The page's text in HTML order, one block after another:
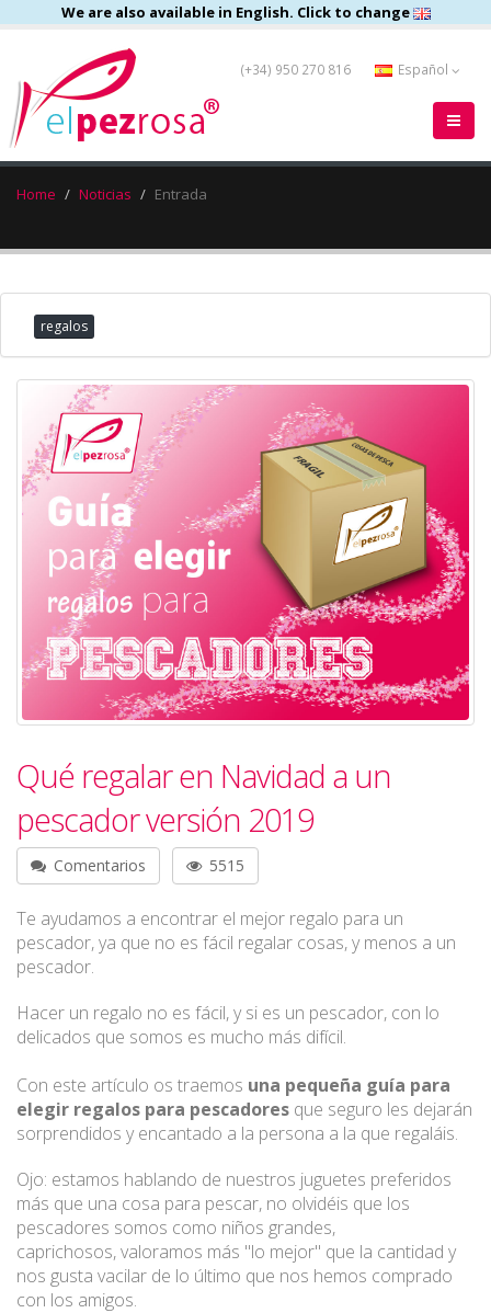
We are also available in English. Click to change
(+34) 950 270 816 Español
Home Noticias Entrada
regalos
Qué regalar en Navidad a un
pescador versión 2019
Comentarios 5515
Te ayudamos a encontrar el mejor regalo para un
pescador, ya que no es fácil regalar cosas, y menos a un
pescador.
Hacer un regalo no es fácil, y si es un pescador, con lo
delicados que somos es mucho más difícil.
Con este artículo os traemos una pequeña guía para
elegir regalos para pescadores que seguro les dejarán
sorprendidos y encantado a la persona a la que regaláis.
Ojo: estamos hablando de nuestros juguetes preferidos
más que una cosa para pescar, no olvidéis que los
pescadores somos como niños grandes,
caprichosos, valoramos más "lo mejor" que la cantidad y
nos gusta vacilar de lo último que nos hemos comprado
con los amigos.